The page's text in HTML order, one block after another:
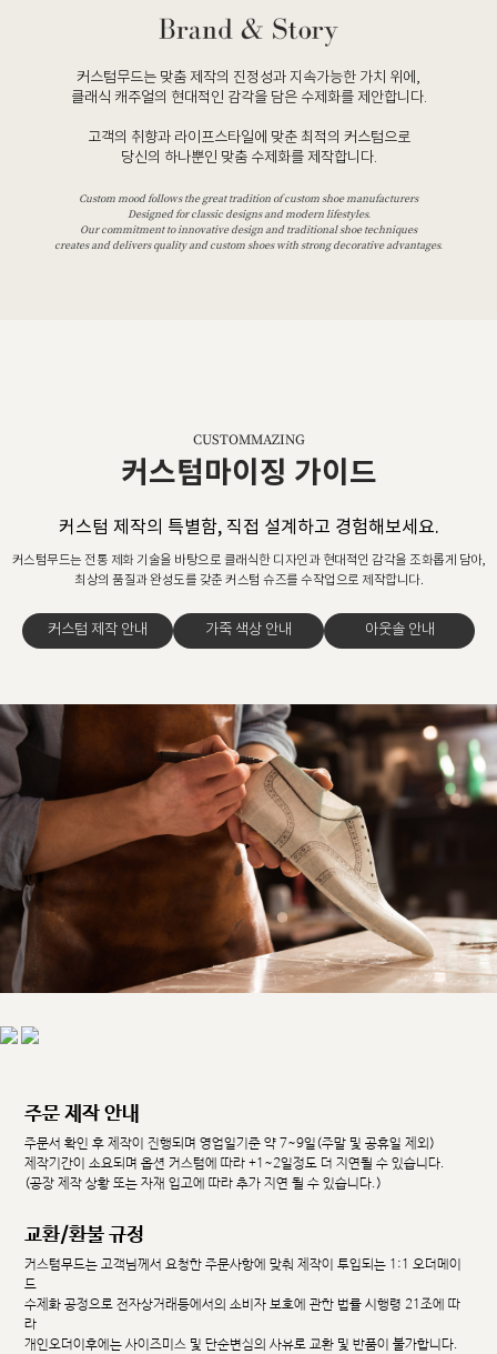
커스텀무드는 맞춤 제작의 진정성과 지속가능한 가치 위에,
클래식 캐주얼의 현대적인 감각을 담은 수제화를 제안합니다.
고객의 취향과 라이프스타일에 맞춘 최적의 커스텀으로
당신의 하나뿐인 맞춤 수제화를 제작합니다.
Custom mood follows the great tradition of custom shoe manufacturers
Designed for classic designs and modern lifestyles.
Our commitment to innovative design and traditional shoe techniques
creates and delivers quality and custom shoes with strong decorative advantages.
CUSTOMMAZING
커스텀마이징 가이드
커스텀 제작의 특별함, 직접 설계하고 경험해보세요.
커스텀무드는 전통 제화 기술을 바탕으로 클래식한 디자인과 현대적인 감각을 조화롭게 담아,
최상의 품질과 완성도를 갖춘 커스텀 슈즈를 수작업으로 제작합니다.
커스텀 제작 안내 가죽 색상 안내 아웃솔 안내
주문 제작 안내
주문서 확인 후 제작이 진행되며 영업일기준 약 7~9일(주말 및 공휴일 제외)
제작기간이 소요되며 옵션 커스텀에 따라 +1~2일정도 더 지연될 수 있습니다.
(공장 제작 상황 또는 자재 입고에 따라 추가 지연 될 수 있습니다.)
교환/환불 규정
커스텀무드는 고객님께서 요청한 주문사항에 맞춰 제작이 투입되는 1:1 오더메이
드
수제화 공정으로 전자상거래등에서의 소비자 보호에 관한 법률 시행령 21조에 따
라
개인오더이후에는 사이즈미스 및 단순변심의 사유로 교환 및 반품이 불가합니다.